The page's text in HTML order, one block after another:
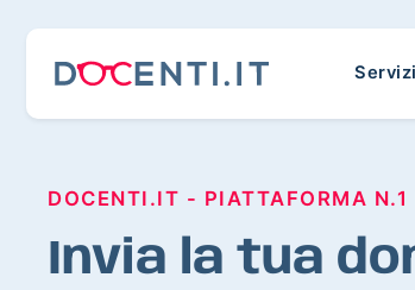
Servizi
DOCENTI.IT - PIATTAFORMA N.1
Invia la tua